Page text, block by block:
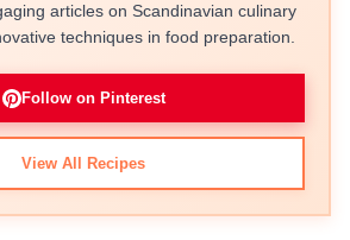
articles on Scandinavian culinary
techniques in food preparation.
Follow on Pinterest
View All Recipes